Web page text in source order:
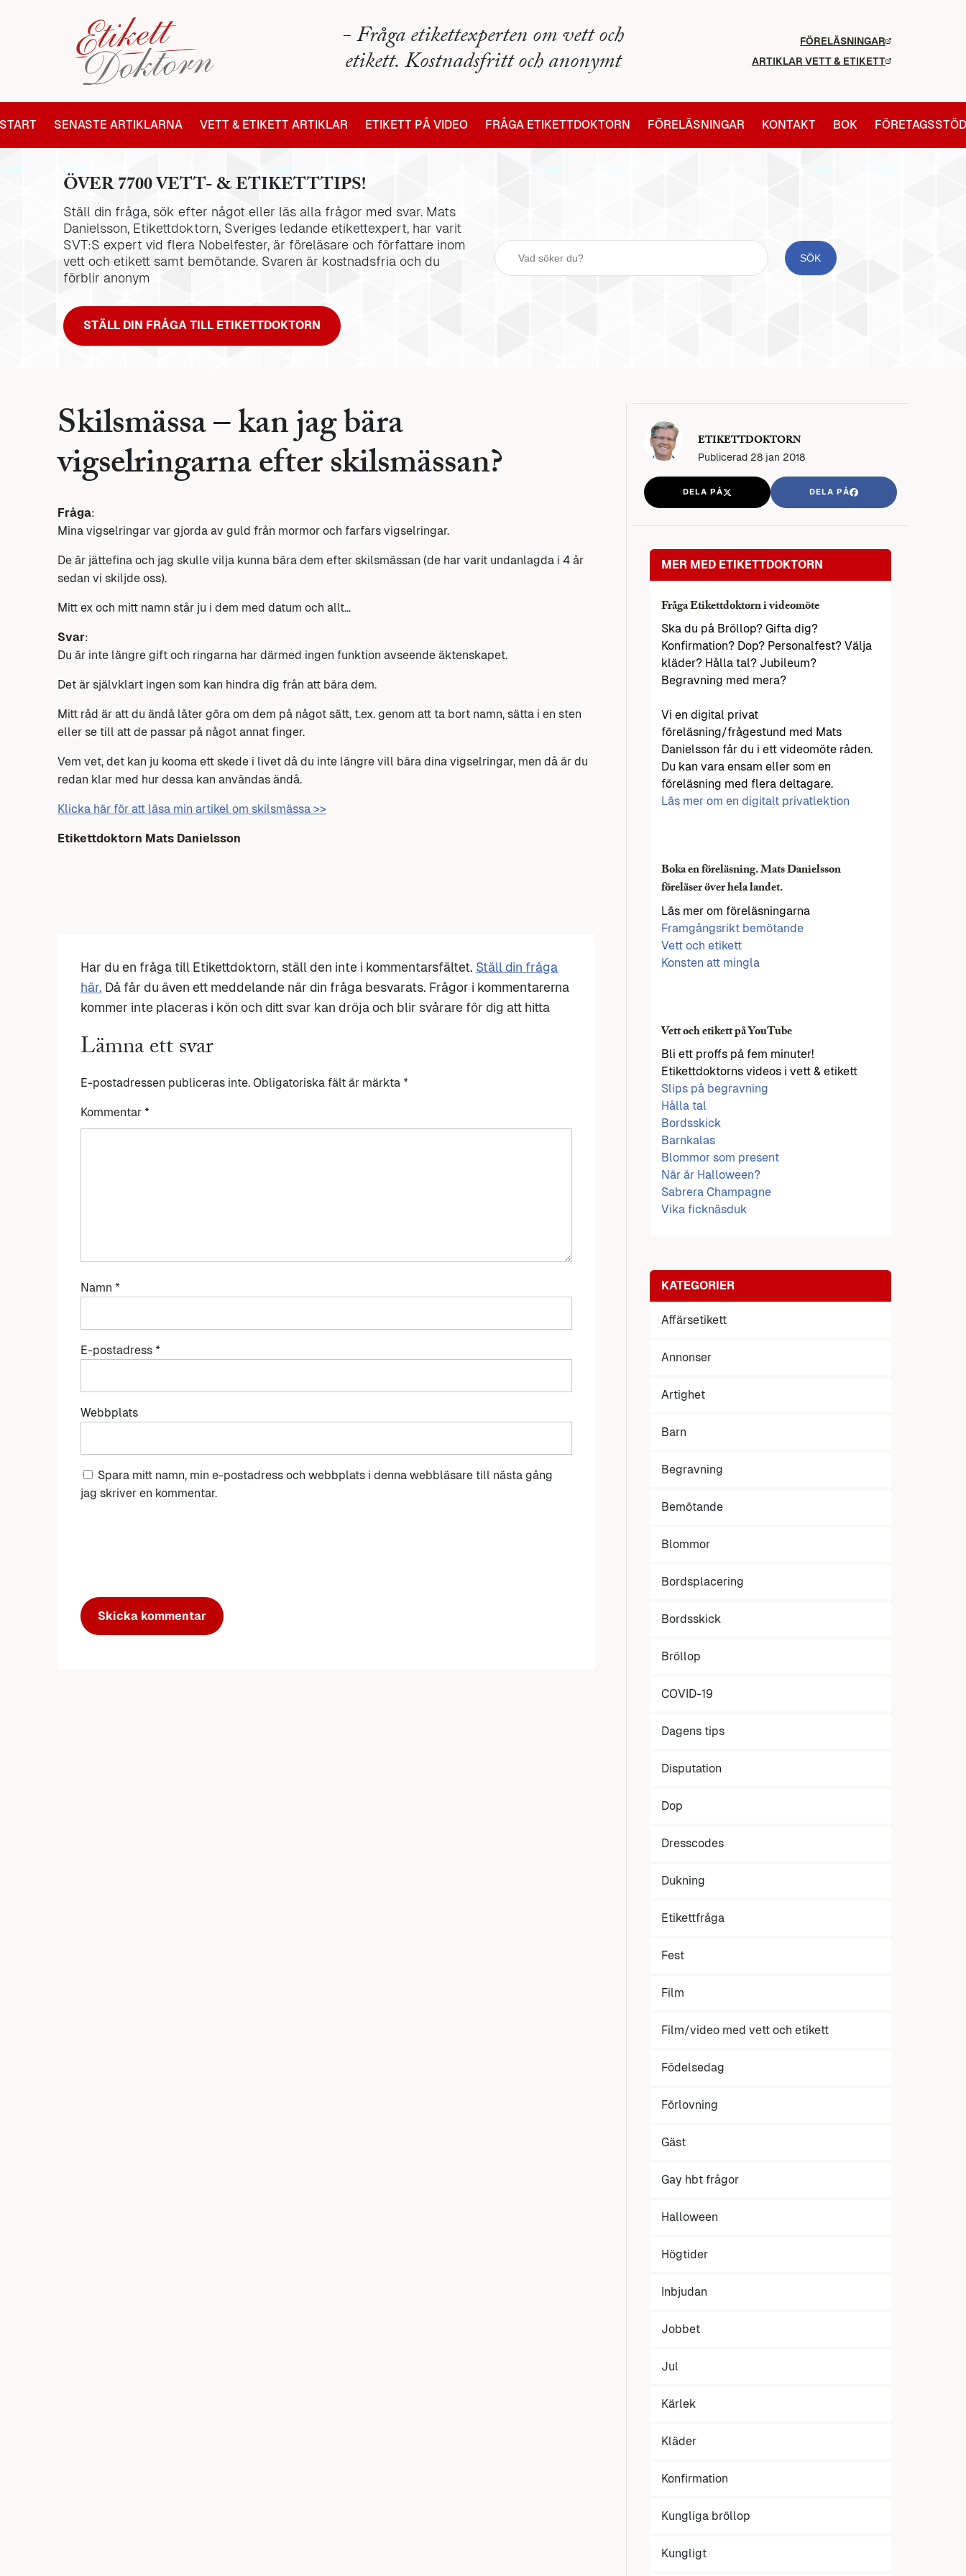
- Fråga etikettexperten om vett och
etikett. Kostnadsfritt och anonymt
FÖRELÄSNINGAR
ARTIKLAR VETT & ETIKETT
START SENASTE ARTIKLARNA VETT & ETIKETT ARTIKLAR ETIKETT PÅ VIDEO FRÅGA ETIKETTDOKTORN FÖRELÄSNINGAR KONTAKT BOK FÖRETAGSSTÖD
ÖVER 7700 VETT- & ETIKETTTIPS!
Ställ din fråga, sök efter något eller läs alla frågor med svar. Mats
Danielsson, Etikettdoktorn, Sveriges ledande etikettexpert, har varit
SVT:S expert vid flera Nobelfester, är föreläsare och författare inom
vett och etikett samt bemötande. Svaren är kostnadsfria och du
förblir anonym
STÄLL DIN FRÅGA TILL ETIKETTDOKTORN
Skilsmässa – kan jag bära
vigselringarna efter skilsmässan?
Fråga:
Mina vigselringar var gjorda av guld från mormor och farfars vigselringar.
De är jättefina och jag skulle vilja kunna bära dem efter skilsmässan (de har varit undanlagda i 4 år
sedan vi skiljde oss).
Mitt ex och mitt namn står ju i dem med datum och allt…
Svar:
Du är inte längre gift och ringarna har därmed ingen funktion avseende äktenskapet.
Det är självklart ingen som kan hindra dig från att bära dem.
Mitt råd är att du ändå låter göra om dem på något sätt, t.ex. genom att ta bort namn, sätta i en sten
eller se till att de passar på något annat finger.
Vem vet, det kan ju kooma ett skede i livet då du inte längre vill bära dina vigselringar, men då är du
redan klar med hur dessa kan användas ändå.
Klicka här för att läsa min artikel om skilsmässa >>
Etikettdoktorn Mats Danielsson
Har du en fråga till Etikettdoktorn, ställ den inte i kommentarsfältet. Ställ din fråga
här. Då får du även ett meddelande när din fråga besvarats. Frågor i kommentarerna
kommer inte placeras i kön och ditt svar kan dröja och blir svårare för dig att hitta
Lämna ett svar
E-postadressen publiceras inte. Obligatoriska fält är märkta *
Kommentar *
Namn *
E-postadress *
Webbplats
Spara mitt namn, min e-postadress och webbplats i denna webbläsare till nästa gång
jag skriver en kommentar.
ETIKETTDOKTORN
Publicerad 28 jan 2018
DELA PÅ DELA PÅ
MER MED ETIKETTDOKTORN
Fråga Etikettdoktorn i videomöte
Ska du på Bröllop? Gifta dig?
Konfirmation? Dop? Personalfest? Välja
kläder? Hålla tal? Jubileum?
Begravning med mera?
Vi en digital privat
föreläsning/frågestund med Mats
Danielsson får du i ett videomöte råden.
Du kan vara ensam eller som en
föreläsning med flera deltagare.
Läs mer om en digitalt privatlektion
Boka en föreläsning. Mats Danielsson
föreläser över hela landet.
Läs mer om föreläsningarna
Framgångsrikt bemötande
Vett och etikett
Konsten att mingla
Vett och etikett på YouTube
Bli ett proffs på fem minuter!
Etikettdoktorns videos i vett & etikett
Slips på begravning
Hålla tal
Bordsskick
Barnkalas
Blommor som present
När är Halloween?
Sabrera Champagne
Vika ficknäsduk
KATEGORIER
Affärsetikett
Annonser
Artighet
Barn
Begravning
Bemötande
Blommor
Bordsplacering
Bordsskick
Bröllop
COVID-19
Dagens tips
Disputation
Dop
Dresscodes
Dukning
Etikettfråga
Fest
Film
Film/video med vett och etikett
Födelsedag
Förlovning
Gäst
Gay hbt frågor
Halloween
Högtider
Inbjudan
Jobbet
Jul
Kärlek
Kläder
Konfirmation
Kungliga bröllop
Kungligt